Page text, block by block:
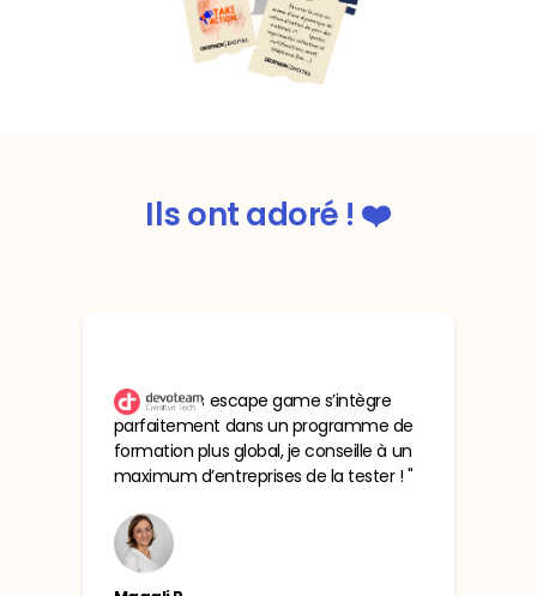
Ils ont adoré ! ❤️
" Ce serious escape game s’intègre
parfaitement dans un programme de
formation plus global, je conseille à un
maximum d’entreprises de la tester ! "